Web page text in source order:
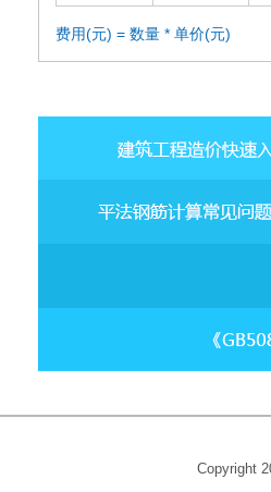
费用(元) = 数量 * 单价(元)
Copyright